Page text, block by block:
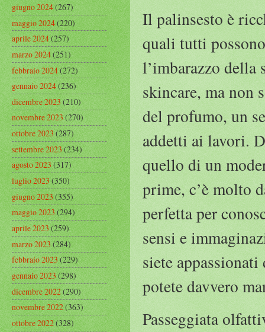
Il palinsesto è
quali tutti
l’imbarazzo
skincare, ma
del profumo, un
addetti ai lavori.
quello di un
prime, c’è molto
perfetta per
sensi e
siete
potete davvero
Passeggiata
giugno 2024(267)
maggio 2024(220)
aprile 2024(257)
marzo 2024(251)
febbraio 2024(272)
gennaio 2024(236)
dicembre 2023(210)
novembre 2023(270)
ottobre 2023(287)
settembre 2023(234)
agosto 2023(317)
luglio 2023(350)
giugno 2023(355)
maggio 2023(294)
aprile 2023(259)
marzo 2023(284)
febbraio 2023(229)
gennaio 2023(298)
dicembre 2022(290)
novembre 2022(363)
ottobre 2022(328)